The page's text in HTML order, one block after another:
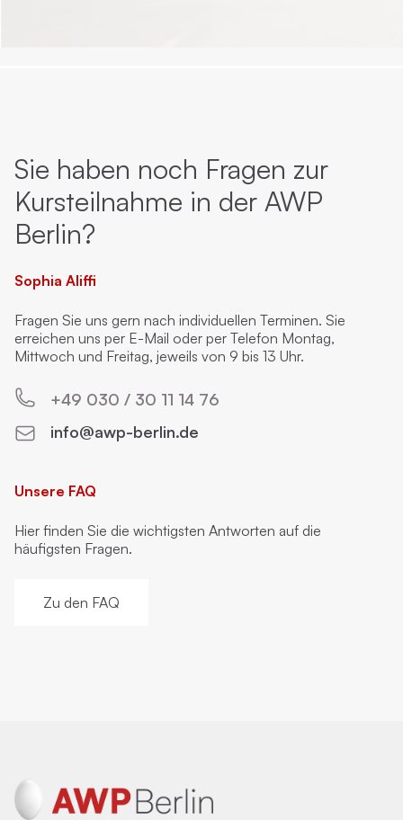
Sie haben noch Fragen zur
Kursteilnahme in der AWP
Berlin?
Sophia Aliffi
Fragen Sie uns gern nach individuellen Terminen. Sie
erreichen uns per E-Mail oder per Telefon Montag,
Mittwoch und Freitag, jeweils von 9 bis 13 Uhr.
+49 030 / 30 11 14 76
info@awp-berlin.de
Unsere FAQ
Hier finden Sie die wichtigsten Antworten auf die
häufigsten Fragen.
Zu den FAQ